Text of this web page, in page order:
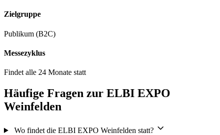
Zielgruppe
Publikum (B2C)
Messezyklus
Findet alle 24 Monate statt
Häufige Fragen zur ELBI EXPO
Weinfelden
Wo findet die ELBI EXPO Weinfelden statt?